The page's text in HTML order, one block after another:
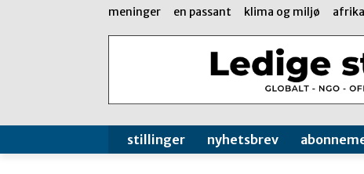
meninger en passant klima og miljø afrika
stillinger nyhetsbrev